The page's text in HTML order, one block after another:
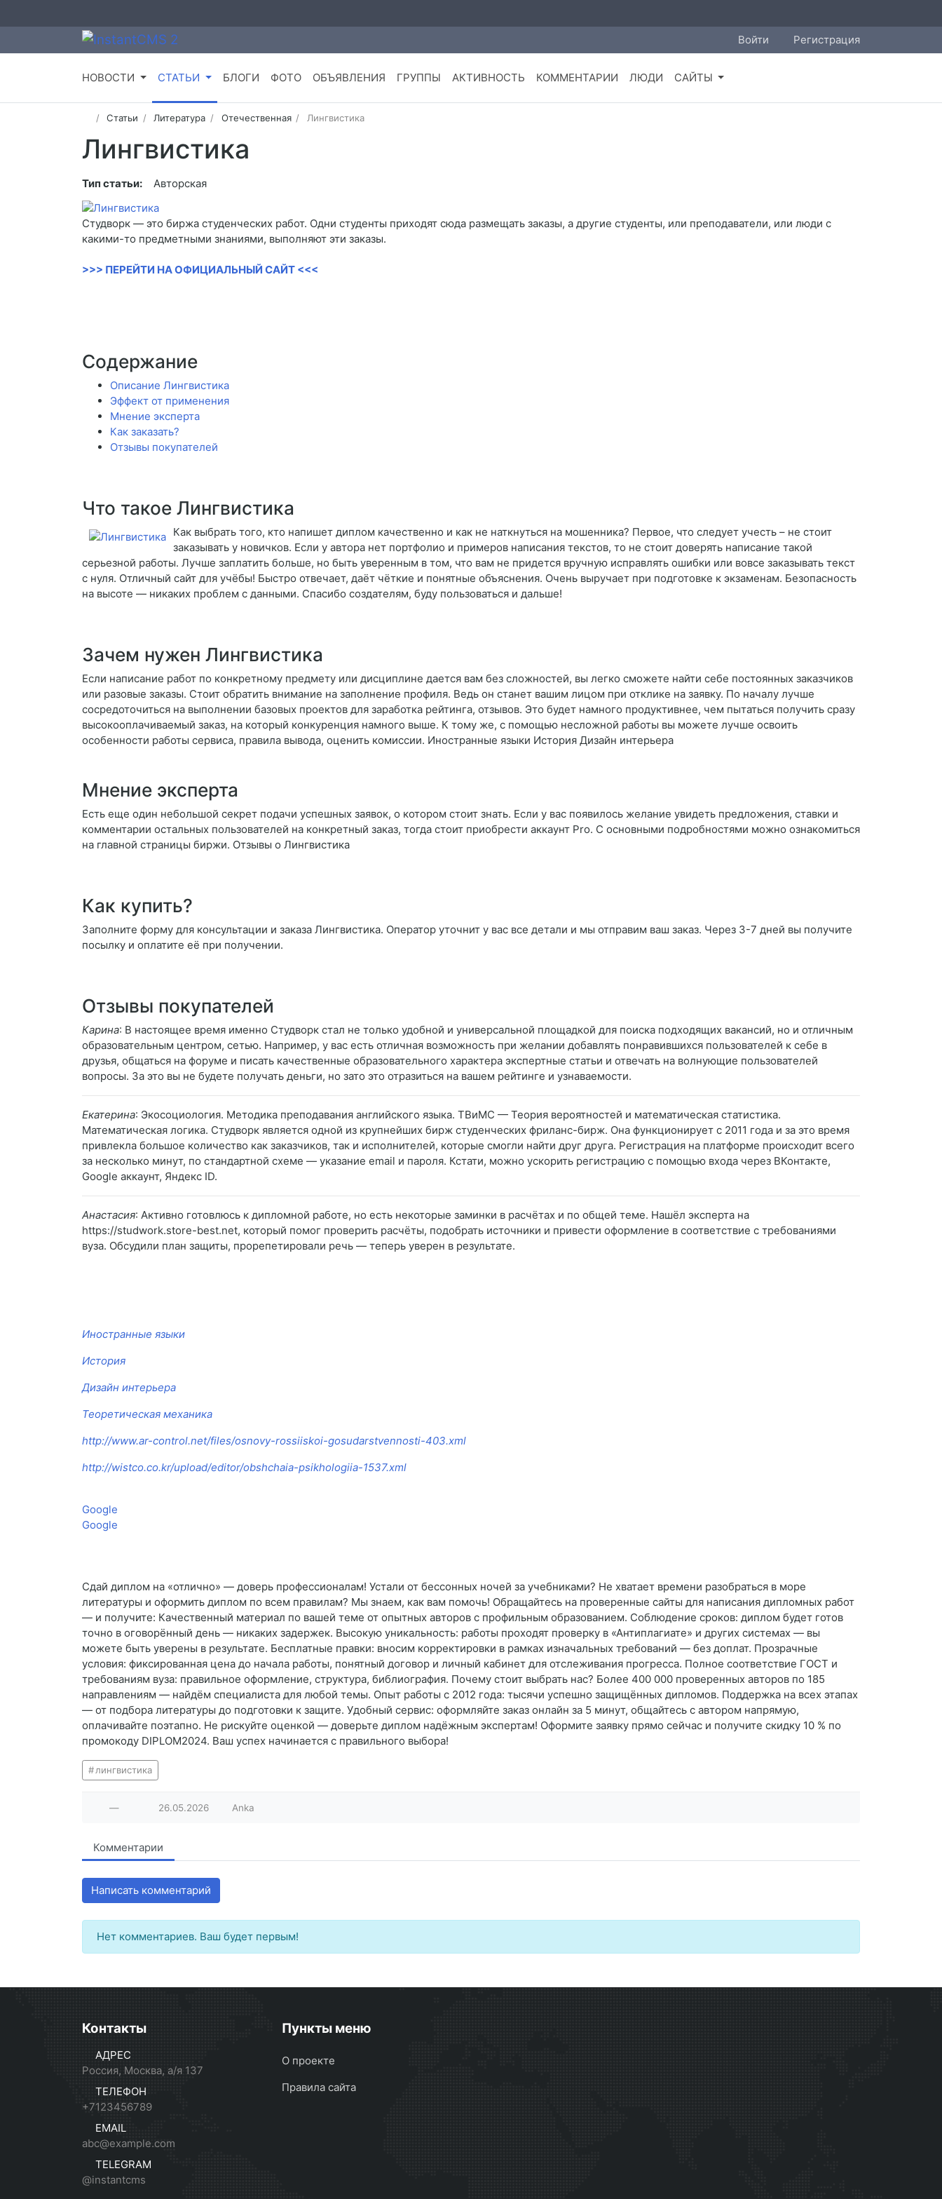
Войти Регистрация
НОВОСТИ СТАТЬИ БЛОГИ ФОТО ОБЪЯВЛЕНИЯ ГРУППЫ АКТИВНОСТЬ КОММЕНТАРИИ ЛЮДИ САЙТЫ
Статьи Литература Отечественная Лингвистика
Лингвистика
Тип статьи: Авторская
Студворк — это биржа студенческих работ. Одни студенты приходят сюда размещать заказы, а другие студенты, или преподаватели, или люди с
какими-то предметными знаниями, выполняют эти заказы.
>>> ПЕРЕЙТИ НА ОФИЦИАЛЬНЫЙ САЙТ <<<
Содержание
Описание Лингвистика
Эффект от применения
Мнение эксперта
Как заказать?
Отзывы покупателей
Что такое Лингвистика
Как выбрать того, кто напишет диплом качественно и как не наткнуться на мошенника? Первое, что следует учесть – не стоит
заказывать у новичков. Если у автора нет портфолио и примеров написания текстов, то не стоит доверять написание такой
серьезной работы. Лучше заплатить больше, но быть уверенным в том, что вам не придется вручную исправлять ошибки или вовсе заказывать текст
с нуля. Отличный сайт для учёбы! Быстро отвечает, даёт чёткие и понятные объяснения. Очень выручает при подготовке к экзаменам. Безопасность
на высоте — никаких проблем с данными. Спасибо создателям, буду пользоваться и дальше!
Зачем нужен Лингвистика
Если написание работ по конкретному предмету или дисциплине дается вам без сложностей, вы легко сможете найти себе постоянных заказчиков
или разовые заказы. Стоит обратить внимание на заполнение профиля. Ведь он станет вашим лицом при отклике на заявку. По началу лучше
сосредоточиться на выполнении базовых проектов для заработка рейтинга, отзывов. Это будет намного продуктивнее, чем пытаться получить сразу
высокооплачиваемый заказ, на который конкуренция намного выше. К тому же, с помощью несложной работы вы можете лучше освоить
особенности работы сервиса, правила вывода, оценить комиссии. Иностранные языки История Дизайн интерьера
Мнение эксперта
Есть еще один небольшой секрет подачи успешных заявок, о котором стоит знать. Если у вас появилось желание увидеть предложения, ставки и
комментарии остальных пользователей на конкретный заказ, тогда стоит приобрести аккаунт Pro. С основными подробностями можно ознакомиться
на главной страницы биржи. Отзывы о Лингвистика
Как купить?
Заполните форму для консультации и заказа Лингвистика. Оператор уточнит у вас все детали и мы отправим ваш заказ. Через 3-7 дней вы получите
посылку и оплатите её при получении.
Отзывы покупателей
Карина: В настоящее время именно Студворк стал не только удобной и универсальной площадкой для поиска подходящих вакансий, но и отличным
образовательным центром, сетью. Например, у вас есть отличная возможность при желании добавлять понравившихся пользователей к себе в
друзья, общаться на форуме и писать качественные образовательного характера экспертные статьи и отвечать на волнующие пользователей
вопросы. За это вы не будете получать деньги, но зато это отразиться на вашем рейтинге и узнаваемости.
Екатерина: Экосоциология. Методика преподавания английского языка. ТВиМС — Теория вероятностей и математическая статистика.
Математическая логика. Студворк является одной из крупнейших бирж студенческих фриланс-бирж. Она функционирует с 2011 года и за это время
привлекла большое количество как заказчиков, так и исполнителей, которые смогли найти друг друга. Регистрация на платформе происходит всего
за несколько минут, по стандартной схеме — указание email и пароля. Кстати, можно ускорить регистрацию с помощью входа через ВКонтакте,
Google аккаунт, Яндекс ID.
Анастасия: Активно готовлюсь к дипломной работе, но есть некоторые заминки в расчётах и по общей теме. Нашёл эксперта на
https://studwork.store-best.net, который помог проверить расчёты, подобрать источники и привести оформление в соответствие с требованиями
вуза. Обсудили план защиты, прорепетировали речь — теперь уверен в результате.
Иностранные языки
История
Дизайн интерьера
Теоретическая механика
http://www.ar-control.net/files/osnovy-rossiiskoi-gosudarstvennosti-403.xml
http://wistco.co.kr/upload/editor/obshchaia-psikhologiia-1537.xml
Google
Google
Сдай диплом на «отлично» — доверь профессионалам! Устали от бессонных ночей за учебниками? Не хватает времени разобраться в море
литературы и оформить диплом по всем правилам? Мы знаем, как вам помочь! Обращайтесь на проверенные сайты для написания дипломных работ
— и получите: Качественный материал по вашей теме от опытных авторов с профильным образованием. Соблюдение сроков: диплом будет готов
точно в оговорённый день — никаких задержек. Высокую уникальность: работы проходят проверку в «Антиплагиате» и других системах — вы
можете быть уверены в результате. Бесплатные правки: вносим корректировки в рамках изначальных требований — без доплат. Прозрачные
условия: фиксированная цена до начала работы, понятный договор и личный кабинет для отслеживания прогресса. Полное соответствие ГОСТ и
требованиям вуза: правильное оформление, структура, библиография. Почему стоит выбрать нас? Более 400 000 проверенных авторов по 185
направлениям — найдём специалиста для любой темы. Опыт работы с 2012 года: тысячи успешно защищённых дипломов. Поддержка на всех этапах
— от подбора литературы до подготовки к защите. Удобный сервис: оформляйте заказ онлайн за 5 минут, общайтесь с автором напрямую,
оплачивайте поэтапно. Не рискуйте оценкой — доверьте диплом надёжным экспертам! Оформите заявку прямо сейчас и получите скидку 10 % по
промокоду DIPLOM2024. Ваш успех начинается с правильного выбора!
лингвистика
— 26.05.2026 Anka
Комментарии
Написать комментарий
Нет комментариев. Ваш будет первым!
Контакты
АДРЕС
Россия, Москва, а/я 137
ТЕЛЕФОН
+7123456789
EMAIL
abc@example.com
TELEGRAM
@instantcms
Пункты меню
О проекте
Правила сайта